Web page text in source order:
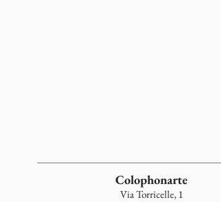
Colophonarte
Via Torricelle, 1